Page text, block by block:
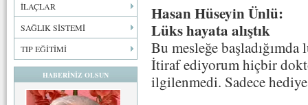
İLAÇLAR
SAĞLIK SİSTEMİ
TIP EĞİTİMİ
HABERİNİZ OLSUN
Hasan Hüseyin Ünlü:
Lüks hayata alıştık
Bu mesleğe
İtiraf ediyorum hiçbir
ilgilenmedi. Sadece hediye